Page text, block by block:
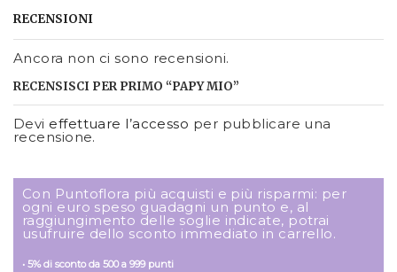
RECENSIONI
Ancora non ci sono recensioni.
RECENSISCI PER PRIMO “PAPY MIO”
Devi effettuare l’accesso per pubblicare una
recensione.
Con Puntoflora più acquisti e più risparmi: per
ogni euro speso guadagni un punto e, al
raggiungimento delle soglie indicate, potrai
usufruire dello sconto immediato in carrello.
• 5% di sconto da 500 a 999 punti